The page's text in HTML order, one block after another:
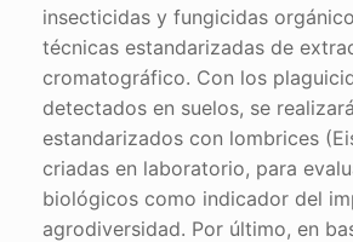
insecticidas y fungicidas
técnicas estandarizadas de
cromatográfico. Con los
detectados en suelos, se
estandarizados con lombrices
criadas en laboratorio, para
biológicos como indicador del
agrodiversidad. Por último, en